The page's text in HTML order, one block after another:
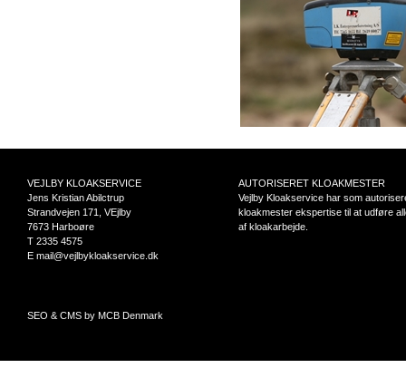
VEJLBY KLOAKSERVICE
Jens Kristian Abilctrup
Strandvejen 171, VEjlby
7673 Harboøre
T 2335 4575
E mail@vejlbykloakservice.dk
AUTORISERET KLOAKMESTER
Vejlby Kloakservice har som
kloakmester ekspertise til at udføre
af kloakarbejde.
SEO & CMS by MCB Denmark